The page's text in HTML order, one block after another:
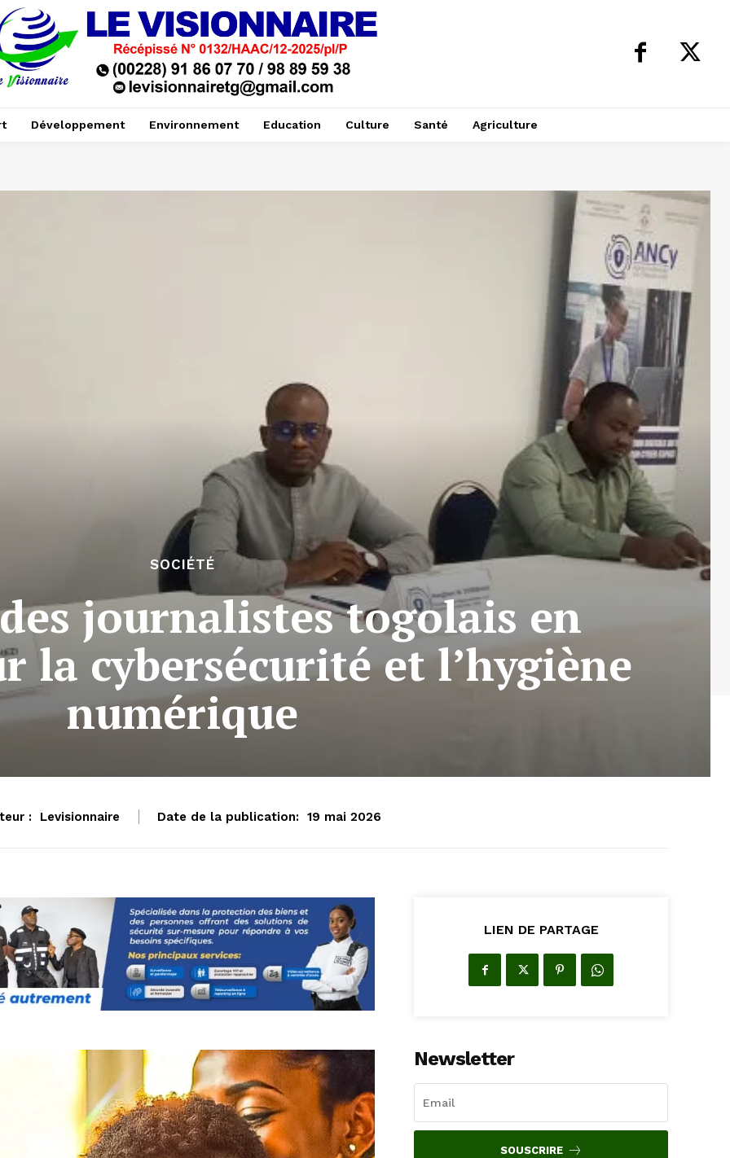
Développement Environnement Education Culture Santé Agriculture
SOCIÉTÉ
journalistes togolais en
la cybersécurité et l’hygiène
numérique
: Levisionnaire Date de la publication: 19 mai 2026
LIEN DE PARTAGE
Newsletter
SOUSCRIRE